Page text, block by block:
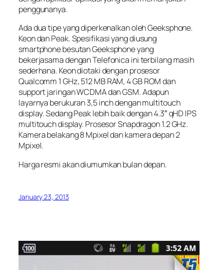
penggunanya.
Ada dua tipe yang diperkenalkan oleh Geeksphone.
KeondanPeak. Spesifikasi yang diusung
smartphone besutan Geeksphone yang
bekerjasama dengan Telefonica ini terbilang masih
sederhana. Keon diotaki dengan prosesor
Qualcomm 1 GHz, 512 MB RAM, 4 GB ROM dan
support jaringan WCDMA dan GSM. Adapun
layarnya berukuran 3,5 inch dengan multitouch
display. Sedang Peak lebih baik dengan 4.3″ qHD IPS
multitouch display. Prosesor Snapdragon 1.2 GHz.
Kamera belakang 8 Mpixel dan kamera depan 2
Mpixel.
Harga resmi akan diumumkan bulan depan.
January 23, 2013